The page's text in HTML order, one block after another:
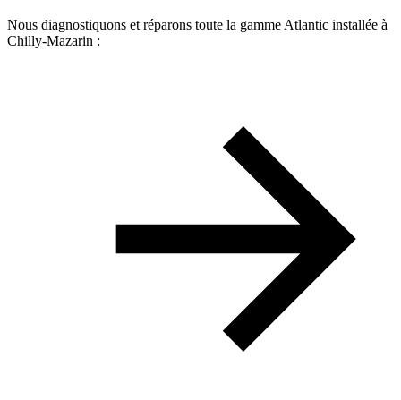
Nous diagnostiquons et réparons toute la gamme Atlantic installée à
Chilly-Mazarin :